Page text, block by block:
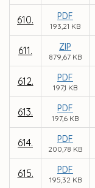
610. PDF
193,21 KB
611. ZIP
879,67 KB
612. PDF
197,1 KB
613. PDF
197,6 KB
614. PDF
200,78 KB
615. PDF
195,32 KB